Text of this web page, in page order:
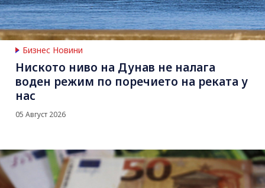
Бизнес Новини
Ниското ниво на Дунав не налага
воден режим по поречието на реката у
нас
05 Август 2026